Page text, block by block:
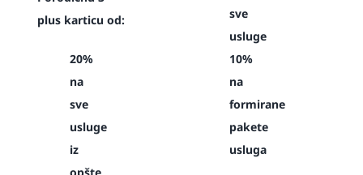
plus karticu od:
20%
na
sve
usluge
iz
opšte
sve
usluge
10%
na
formirane
pakete
usluga